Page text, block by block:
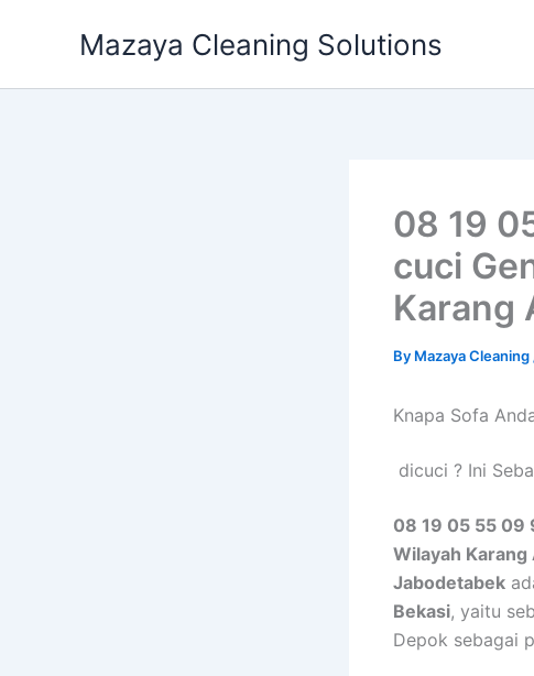
Mazaya Cleaning Solutions
08 19
cuci
Karang
By Mazaya Cleaning
Knapa Sofa
dicuci ? Ini
08 19 05 55 09
Wilayah Karang
Jabodetabek
Bekasi, yaitu
Depok sebagai